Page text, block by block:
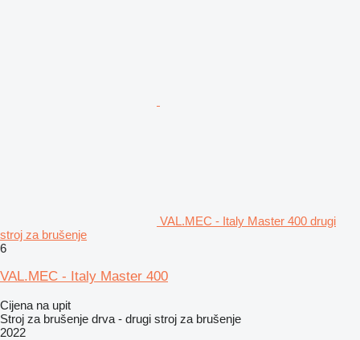
VAL.MEC - Italy Master 400 drugi
stroj za brušenje
6
VAL.MEC - Italy Master 400
Cijena na upit
Stroj za brušenje drva - drugi stroj za brušenje
2022